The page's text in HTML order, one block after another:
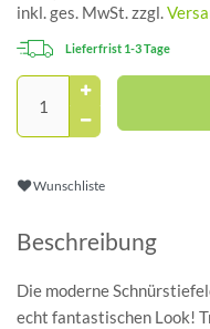
inkl. ges. MwSt. zzgl.
Lieferfrist 1-3 Tage
Wunschliste
Beschreibung
Die moderne
echt fantastischen Look!